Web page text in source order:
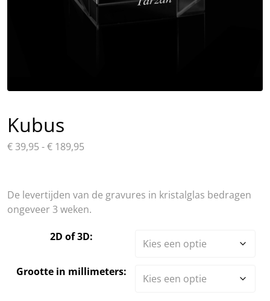
Kubus
€39,95 -€ 189,95
€ 189,95
De levertijden van de gravures in kristalglas bedragen
ongeveer 3 weken.
2D of 3D:
Grootte in millimeters: